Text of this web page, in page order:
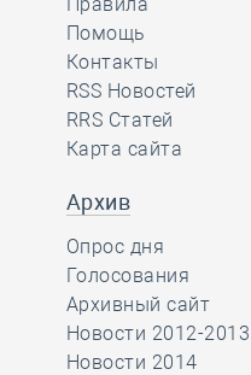
Помощь
Контакты
RSS Новостей
RRS Статей
Карта сайта
Архив
Опрос дня
Голосования
Архивный сайт
Новости 2012-2013
Новости 2014